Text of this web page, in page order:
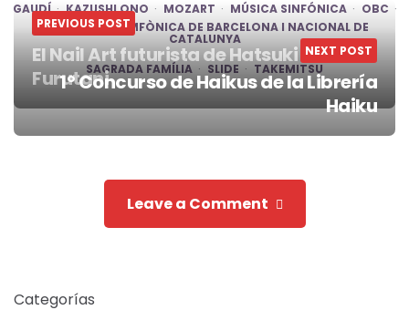
GAUDÍ
KAZUSHI ONO MOZART MÚSICA SINFÓNICA
OBC
ORQUESTRA SIMFÒNICA DE BARCELONA I NACIONAL DE
CATALUNYA
SAGRADA FAMÍLIA
SLIDE TAKEMITSU
Post
navigation
PREVIOUS POST
El Nail Art futurista de Hatsuki
Furutani
NEXT POST
1º Concurso de Haikus de la Librería
Haiku
Leave a Comment
Categorías